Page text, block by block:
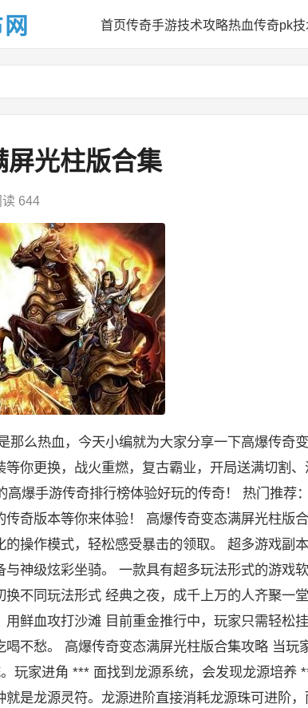
首页传奇手游技术攻略热血传奇pk技
屏光柱版合集
读 644
那么热血，今天小编就为大家分享一下高爆传奇
你更换，战火重燃，复古霸业，开局送满切割、
高爆手游传奇排行榜体验好玩的传奇！ 热门推荐
传奇版本等你来体验！ 高爆传奇变态满屏光柱版
的操作模式，轻松感受暴击的领取。 超多游戏副
与神级炫彩坐骑。 一款具有超多玩法形式的游戏
换不同玩法形式 经典之夜，成千上万的人齐聚一
鲜血攻打沙滩 目前重金推行中，玩家只需轻松
不愁。 高爆传奇变态满屏光柱版合集攻略 当玩
玩家进角 *** 面找到龙源系统，会发现龙源培养
是龙源灵符。龙源进阶直接消耗龙源珠可进阶